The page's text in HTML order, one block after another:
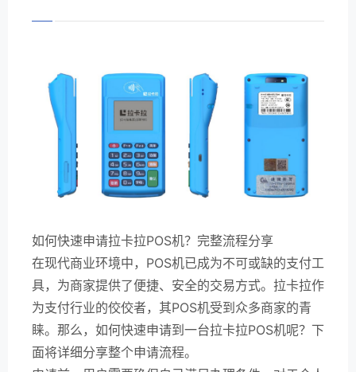
如何快速申请拉卡拉POS机？完整流程分享
在现代商业环境中，POS机已成为不可或缺的支付工
具，为商家提供了便捷、安全的交易方式。拉卡拉作
为支付行业的佼佼者，其POS机受到众多商家的青
睐。那么，如何快速申请到一台拉卡拉POS机呢？下
面将详细分享整个申请流程。